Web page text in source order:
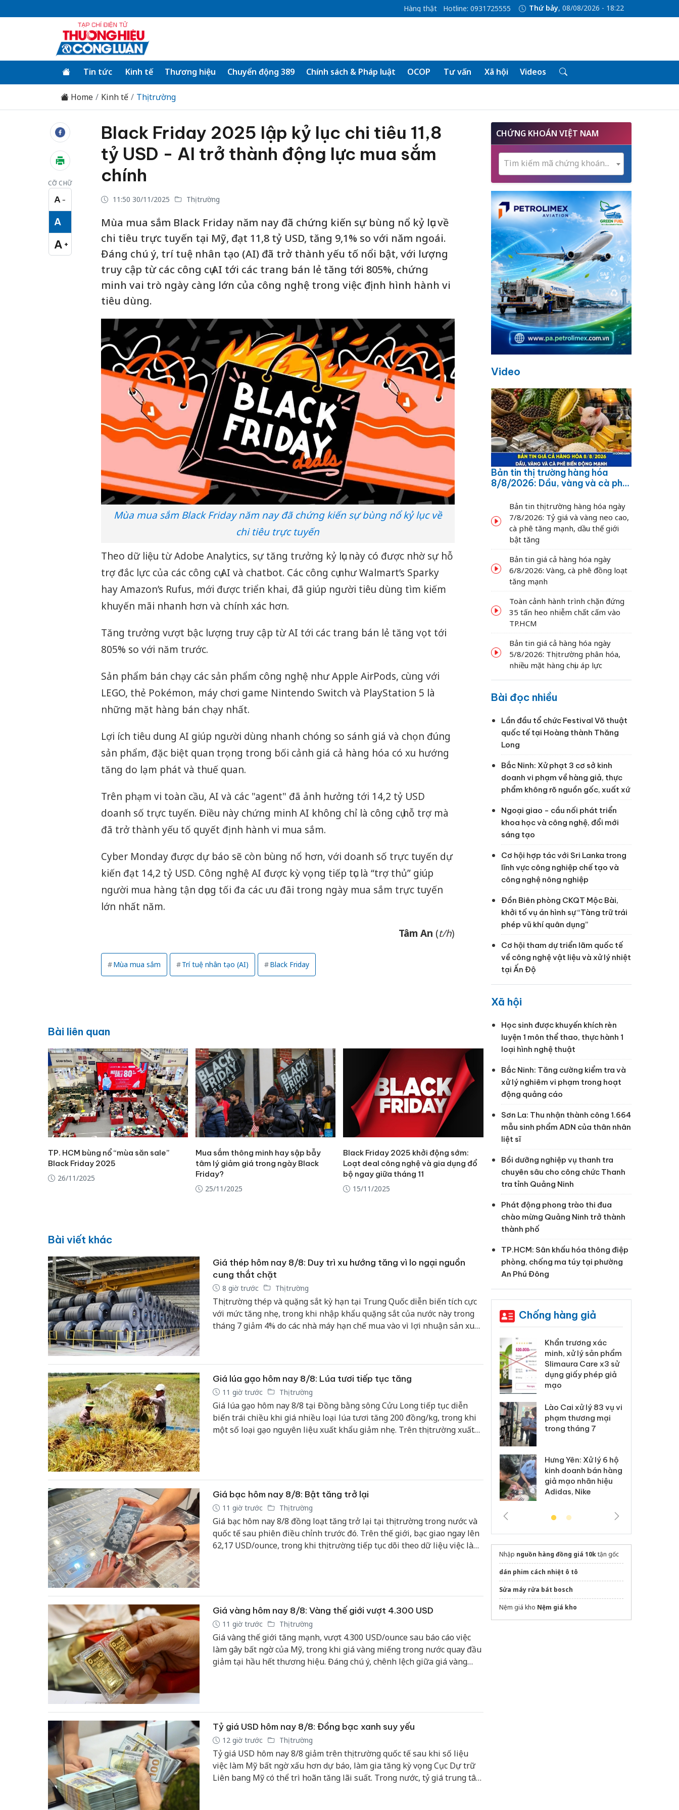
Hàng thật Hotline: 0931725555 Thứ bảy, 08/08/2026 - 18:22
Tin tức Kinh tế Thương hiệu Chuyển động 389 Chính sách & Pháp luật OCOP Tư vấn Xã hội Videos
Home Kinh tế Thị trường
CỠ CHỮ
A −
Cỡ chữ nhỏ
A
Cỡ chữ vừa
A +
Cỡ chữ lớn
Black Friday 2025 lập kỷ lục chi tiêu 11,8
tỷ USD - AI trở thành động lực mua sắm
chính
11:50 30/11/2025 Thị trường
Mùa mua sắm Black Friday năm nay đã chứng kiến sự bùng nổ kỷ lục về
chi tiêu trực tuyến tại Mỹ, đạt 11,8 tỷ USD, tăng 9,1% so với năm ngoái.
Đáng chú ý, trí tuệ nhân tạo (AI) đã trở thành yếu tố nổi bật, với lượng
truy cập từ các công cụ AI tới các trang bán lẻ tăng tới 805%, chứng
minh vai trò ngày càng lớn của công nghệ trong việc định hình hành vi
tiêu dùng.
Mùa mua sắm Black Friday năm nay đã chứng kiến sự bùng nổ kỷ lục về
chi tiêu trực tuyến
Theo dữ liệu từ Adobe Analytics, sự tăng trưởng kỷ lục này có được nhờ sự hỗ
trợ đắc lực của các công cụ AI và chatbot. Các công cụ như Walmart’s Sparky
hay Amazon’s Rufus, mới được triển khai, đã giúp người tiêu dùng tìm kiếm
khuyến mãi nhanh hơn và chính xác hơn.
Tăng trưởng vượt bậc lượng truy cập từ AI tới các trang bán lẻ tăng vọt tới
805% so với năm trước.
Sản phẩm bán chạy các sản phẩm công nghệ như Apple AirPods, cùng với
LEGO, thẻ Pokémon, máy chơi game Nintendo Switch và PlayStation 5 là
những mặt hàng bán chạy nhất.
Lợi ích tiêu dung AI giúp người dùng nhanh chóng so sánh giá và chọn đúng
sản phẩm, đặc biệt quan trọng trong bối cảnh giá cả hàng hóa có xu hướng
tăng do lạm phát và thuế quan.
Trên phạm vi toàn cầu, AI và các "agent" đã ảnh hưởng tới 14,2 tỷ USD
doanh số trực tuyến. Điều này chứng minh AI không chỉ là công cụ hỗ trợ mà
đã trở thành yếu tố quyết định hành vi mua sắm.
Cyber Monday được dự báo sẽ còn bùng nổ hơn, với doanh số trực tuyến dự
kiến đạt 14,2 tỷ USD. Công nghệ AI được kỳ vọng tiếp tục là “trợ thủ” giúp
người mua hàng tận dụng tối đa các ưu đãi trong ngày mua sắm trực tuyến
lớn nhất năm.
Tâm An (t/h)
Mùa mua sắm Trí tuệ nhân tạo (AI) Black Friday
Bài liên quan
TP. HCM bùng nổ “mùa săn sale”
Black Friday 2025
26/11/2025
Mua sắm thông minh hay sập bẫy
tâm lý giảm giá trong ngày Black
Friday?
25/11/2025
Black Friday 2025 khởi động sớm:
Loạt deal công nghệ và gia dụng đổ
bộ ngay giữa tháng 11
15/11/2025
Bài viết khác
Giá thép hôm nay 8/8: Duy trì xu hướng tăng vì lo ngại nguồn
cung thắt chặt
8 giờ trước Thị trường
Thị trường thép và quặng sắt kỳ hạn tại Trung Quốc diễn biến tích cực
với mức tăng nhẹ, trong khi nhập khẩu quặng sắt của nước này trong
tháng 7 giảm 4% do các nhà máy hạn chế mua vào vì lợi nhuận sản xuất
Giá lúa gạo hôm nay 8/8: Lúa tươi tiếp tục tăng
11 giờ trước Thị trường
Giá lúa gạo hôm nay 8/8 tại Đồng bằng sông Cửu Long tiếp tục diễn
biến trái chiều khi giá nhiều loại lúa tươi tăng 200 đồng/kg, trong khi
một số loại gạo nguyên liệu xuất khẩu giảm nhẹ. Trên thị trường xuất
Giá bạc hôm nay 8/8: Bật tăng trở lại
11 giờ trước Thị trường
Giá bạc hôm nay 8/8 đồng loạt tăng trở lại tại thị trường trong nước và
quốc tế sau phiên điều chỉnh trước đó. Trên thế giới, bạc giao ngay lên
62,17 USD/ounce, trong khi thị trường tiếp tục dõi theo dữ liệu việc làm
Giá vàng hôm nay 8/8: Vàng thế giới vượt 4.300 USD
11 giờ trước Thị trường
Giá vàng thế giới tăng mạnh, vượt 4.300 USD/ounce sau báo cáo việc
làm gây bất ngờ của Mỹ, trong khi giá vàng miếng trong nước quay đầu
giảm tại hầu hết thương hiệu. Đáng chú ý, chênh lệch giữa giá vàng
Tỷ giá USD hôm nay 8/8: Đồng bạc xanh suy yếu
12 giờ trước Thị trường
Tỷ giá USD hôm nay 8/8 giảm trên thị trường quốc tế sau khi số liệu
việc làm Mỹ bất ngờ xấu hơn dự báo, làm gia tăng kỳ vọng Cục Dự trữ
Liên bang Mỹ có thể trì hoãn tăng lãi suất. Trong nước, tỷ giá trung tâm
CHỨNG KHOÁN VIỆT NAM
Tìm kiếm mã chứng khoán...
Video
Bản tin thị trường hàng hóa
8/8/2026: Dầu, vàng và cà phê
Bản tin thị trường hàng hóa ngày
7/8/2026: Tỷ giá và vàng neo cao,
cà phê tăng mạnh, dầu thế giới
bật tăng
Bản tin giá cả hàng hóa ngày
6/8/2026: Vàng, cà phê đồng loạt
tăng mạnh
Toàn cảnh hành trình chặn đứng
35 tấn heo nhiễm chất cấm vào
TP.HCM
Bản tin giá cả hàng hóa ngày
5/8/2026: Thị trường phân hóa,
nhiều mặt hàng chịu áp lực
Bài đọc nhiều
Lần đầu tổ chức Festival Võ thuật
quốc tế tại Hoàng thành Thăng
Long
Bắc Ninh: Xử phạt 3 cơ sở kinh
doanh vi phạm về hàng giả, thực
phẩm không rõ nguồn gốc, xuất xứ
Ngoại giao - cầu nối phát triển
khoa học và công nghệ, đổi mới
sáng tạo
Cơ hội hợp tác với Sri Lanka trong
lĩnh vực công nghiệp chế tạo và
công nghệ nông nghiệp
Đồn Biên phòng CKQT Mộc Bài,
khởi tố vụ án hình sự “Tàng trữ trái
phép vũ khí quân dụng”
Cơ hội tham dự triển lãm quốc tế
về công nghệ vật liệu và xử lý nhiệt
tại Ấn Độ
Xã hội
Học sinh được khuyến khích rèn
luyện 1 môn thể thao, thực hành 1
loại hình nghệ thuật
Bắc Ninh: Tăng cường kiểm tra và
xử lý nghiêm vi phạm trong hoạt
động quảng cáo
Sơn La: Thu nhận thành công 1.664
mẫu sinh phẩm ADN của thân nhân
liệt sĩ
Bồi dưỡng nghiệp vụ thanh tra
chuyên sâu cho công chức Thanh
tra tỉnh Quảng Ninh
Phát động phong trào thi đua
chào mừng Quảng Ninh trở thành
thành phố
TP.HCM: Sân khấu hóa thông điệp
phòng, chống ma túy tại phường
An Phú Đông
Chống hàng giả
sản phẩm nhập lậu,
Công an Thanh Hóa
tìm bị hại trong vụ
án sản xuất, buôn
bán bình sữa
Khẩn trương xác
minh, xử lý sản phẩm
Slimaura Care x3 sử
dụng giấy phép giả
mạo
Lào Cai xử lý 83 vụ vi
phạm thương mại
trong tháng 7
Hưng Yên: Xử lý 6 hộ
kinh doanh bán hàng
giả mạo nhãn hiệu
Adidas, Nike
Nhập nguồn hàng đồng giá 10ktận gốc
dán phim cách nhiệt ô tô
Sửa máy rửa bát bosch
Nệm giá kho Nệm giá kho